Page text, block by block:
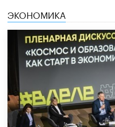
ЭКОНОМИКА